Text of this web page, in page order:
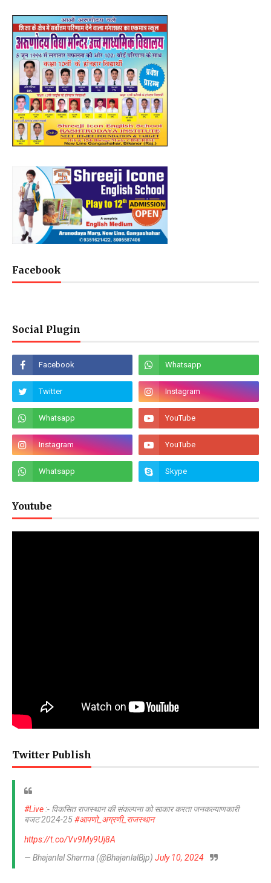
Facebook
Social Plugin
Youtube
Twitter Publish
#Live :- विकसित राजस्थान की संकल्पना को साकार करता जनकल्याणकारी
बजट 2024-25#आपणो_अग्रणी_राजस्थान
https://t.co/Vv9My9Uj8A
— Bhajanlal Sharma (@BhajanlalBjp) July 10, 2024